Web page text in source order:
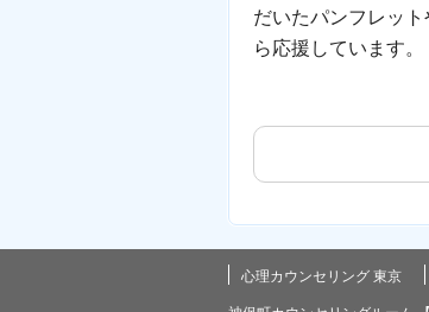
だいたパンフレッ
ら応援しています。
心理カウンセリング 東京